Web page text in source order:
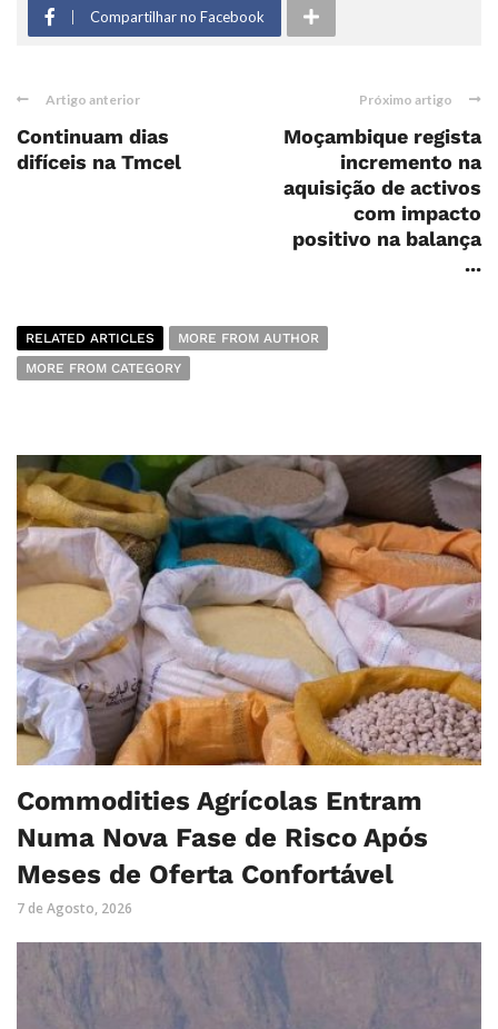
Compartilhar no Facebook
Artigo anterior
Continuam dias
difíceis na Tmcel
Próximo artigo
Moçambique regista
incremento na
aquisição de activos
com impacto
positivo na balança
...
RELATED ARTICLES
MORE FROM AUTHOR
MORE FROM CATEGORY
Commodities Agrícolas Entram
Numa Nova Fase de Risco Após
Meses de Oferta Confortável
7 de Agosto, 2026